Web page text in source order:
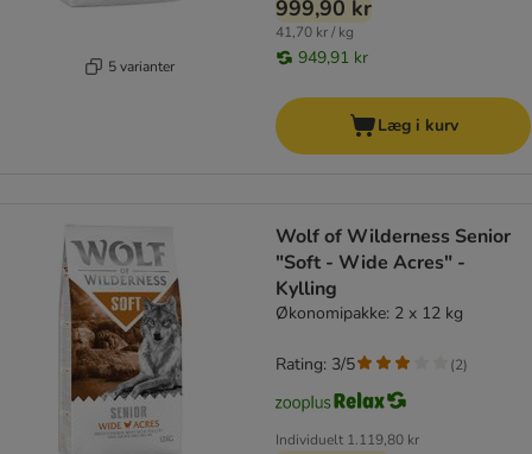
5 varianter
999,90 kr
41,70 kr / kg
949,91 kr
Læg i kurv
Wolf of Wilderness Senior
"Soft - Wide Acres" -
Kylling
Økonomipakke: 2 x 12 kg
Individuelt 1.119,80 kr
Rating: 3/5 (2)